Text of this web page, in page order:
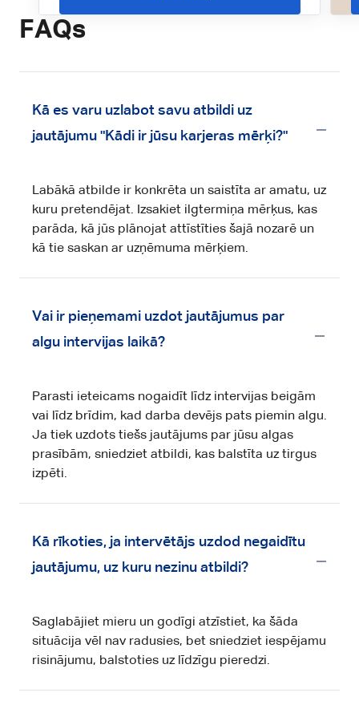
FAQs
Kā es varu uzlabot savu atbildi uz
jautājumu "Kādi ir jūsu karjeras mērķi?"
Labākā atbilde ir konkrēta un saistīta ar amatu, uz
kuru pretendējat. Izsakiet ilgtermiņa mērķus, kas
parāda, kā jūs plānojat attīstīties šajā nozarē un
kā tie saskan ar uzņēmuma mērķiem.
Vai ir pieņemami uzdot jautājumus par
algu intervijas laikā?
Parasti ieteicams nogaidīt līdz intervijas beigām
vai līdz brīdim, kad darba devējs pats piemin algu.
Ja tiek uzdots tiešs jautājums par jūsu algas
prasībām, sniedziet atbildi, kas balstīta uz tirgus
izpēti.
Kā rīkoties, ja intervētājs uzdod negaidītu
jautājumu, uz kuru nezinu atbildi?
Saglabājiet mieru un godīgi atzīstiet, ka šāda
situācija vēl nav radusies, bet sniedziet iespējamu
risinājumu, balstoties uz līdzīgu pieredzi.